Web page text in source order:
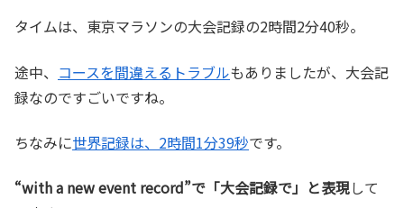
タイムは、東京マラソンの大会記録の2時間2分40秒。
途中、 コースを間違えるトラブルもありましたが、大会記
録なのですごいですね。
ちなみに世界記録は、2時間1分39秒です。
“with a new event record”で「大会記録で」と表現して